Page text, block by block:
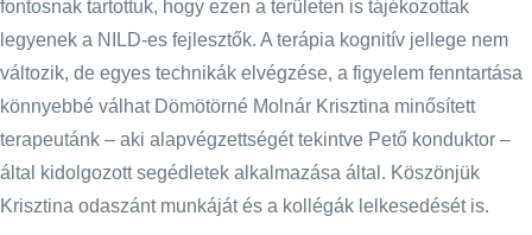
fontosnak tartottuk, hogy ezen a területen is tájékozottak
legyenek a NILD-es fejlesztők. A terápia kognitív jellege nem
változik, de egyes technikák elvégzése, a figyelem fenntartása
könnyebbé válhat Dömötörné Molnár Krisztina minősített
terapeutánk – aki alapvégzettségét tekintve Pető konduktor –
által kidolgozott segédletek alkalmazása által. Köszönjük
Krisztina odaszánt munkáját és a kollégák lelkesedését is.